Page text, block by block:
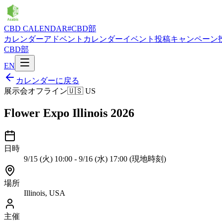
CBD CALENDAR#CBD部
カレンダーアドベントカレンダーイベント投稿キャンペーン
CBD部
EN
カレンダーに戻る
展示会オフライン🇺🇸 US
Flower Expo Illinois 2026
日時
9/15 (火) 10:00 - 9/16 (水) 17:00 (現地時刻)
場所
Illinois, USA
主催